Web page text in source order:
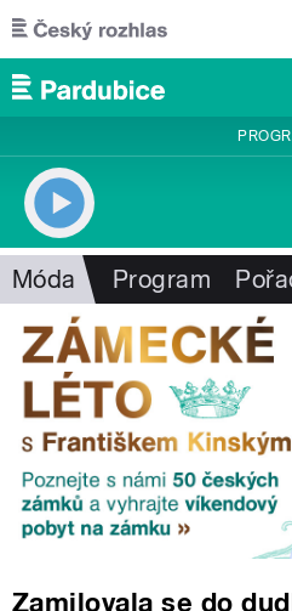
Přejít k hlavnímu obsahu
Móda Program
Zamilovala se do